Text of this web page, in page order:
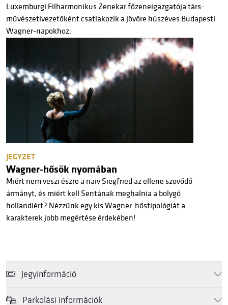
Luxemburgi Filharmonikus Zenekar főzeneigazgatója társ-
művészetivezetőként csatlakozik a jövőre húszéves Budapesti
Wagner-napokhoz.
JEGYZET
Wagner-hősök nyomában
Miért nem veszi észre a naiv Siegfried az ellene szövődő
ármányt, és miért kell Sentának meghalnia a bolygó
hollandiért? Nézzünk egy kis Wagner-hőstipológiát a
karakterek jobb megértése érdekében!
Jegyinformáció
Online és személyesen erre az előadásra jegyét
Parkolási információk